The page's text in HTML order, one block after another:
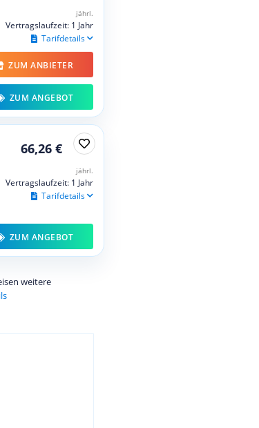
jährl.
Vertragslaufzeit: 1 Jahr
Tarifdetails
ZUM ANBIETER
ZUM ANGEBOT
66,26 €
jährl.
Vertragslaufzeit: 1 Jahr
Tarifdetails
ZUM ANGEBOT
weitere